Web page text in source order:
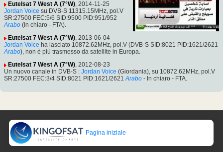
Eutelsat 7 West A (7°W), 2014-11-25
Jordan Voice su DVB-S 11315.15MHz, pol.V
SR:27500 FEC:5/6 SID:9500 PID:951/952
Arabo (In chiaro - FTA).
Eutelsat 7 West A (7°W), 2013-06-04
Jordan Voice ha lasciato 10872.62MHz, pol.V (DVB-S SID:8021 PID:1621/2621
Arabo), non è più trasmesso da satellite in Europa.
Eutelsat 7 West A (7°W), 2012-08-23
Un nuovo canale in DVB-S : Jordan Voice (Giordania), su 10872.62MHz, pol.V
SR:27500 FEC:3/4 SID:8021 PID:1621/2621 Arabo - In chiaro - FTA.
Pagina iniziale